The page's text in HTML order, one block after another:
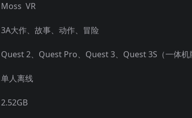
Moss VR
3A大作、故事、动作、冒险
Quest 2、Quest Pro、Quest 3、Quest 3S（一体机
单人离线
2.52GB